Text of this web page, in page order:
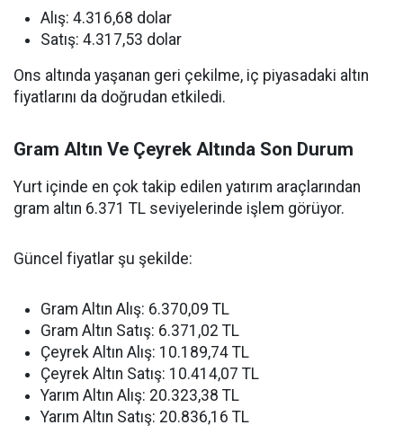
Alış: 4.316,68 dolar
Satış: 4.317,53 dolar
Ons altında yaşanan geri çekilme, iç piyasadaki altın
fiyatlarını da doğrudan etkiledi.
Gram Altın Ve Çeyrek Altında Son Durum
Yurt içinde en çok takip edilen yatırım araçlarından
gram altın 6.371 TL seviyelerinde işlem görüyor.
Güncel fiyatlar şu şekilde:
Gram Altın Alış: 6.370,09 TL
Gram Altın Satış: 6.371,02 TL
Çeyrek Altın Alış: 10.189,74 TL
Çeyrek Altın Satış: 10.414,07 TL
Yarım Altın Alış: 20.323,38 TL
Yarım Altın Satış: 20.836,16 TL